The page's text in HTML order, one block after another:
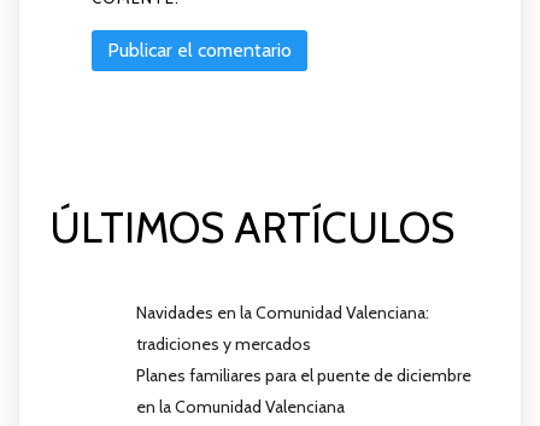
ÚLTIMOS ARTÍCULOS
Navidades en la Comunidad Valenciana:
tradiciones y mercados
Planes familiares para el puente de diciembre
en la Comunidad Valenciana